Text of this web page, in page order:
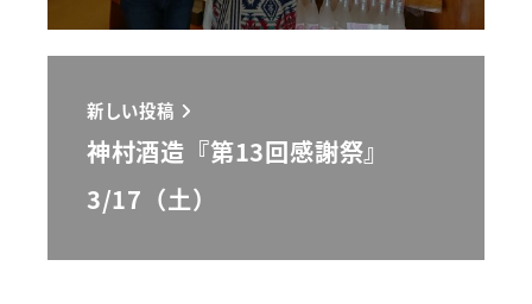
新しい投稿
神村酒造『第13回感謝祭』
3/17（土）